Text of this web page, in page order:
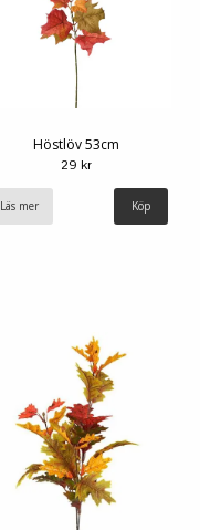
Höstlöv 53cm
29 kr
Läs mer